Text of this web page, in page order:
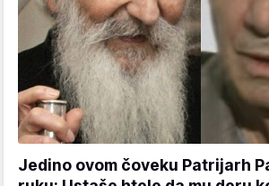
Jedino ovom čoveku Patrijarh